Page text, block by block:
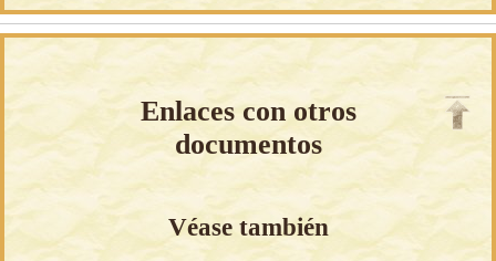
Enlaces con otros
documentos
Véase también